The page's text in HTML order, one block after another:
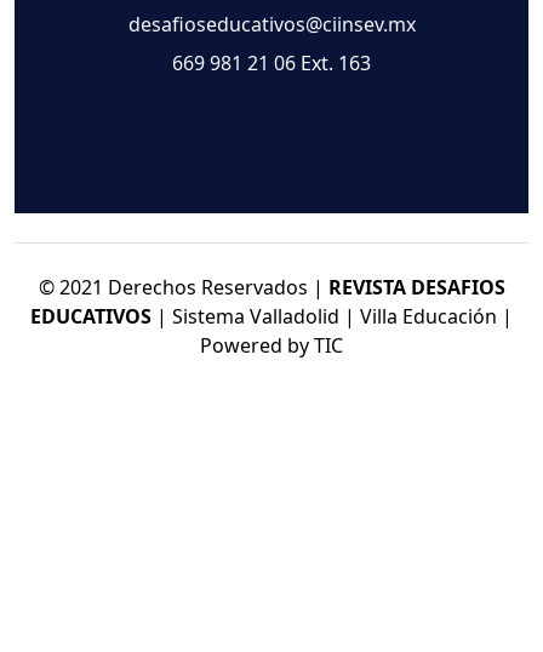
desafioseducativos@ciinsev.mx
669 981 21 06 Ext. 163
© 2021 Derechos Reservados | REVISTA DESAFIOS
EDUCATIVOS | Sistema Valladolid | Villa Educación |
Powered by TIC